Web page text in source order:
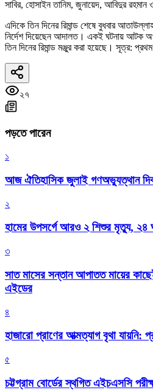
সাবির, হোসাইন তানিম, জুনায়েদ, আবিদুর রহমান
এদিকে তিন দিনের রিমান্ড শেষে বুধবার
নির্দেশ দিয়েছেন আদালত। একই ঘটনায় আটক
তিন দিনের রিমান্ড মঞ্জুর করা হয়েছে। সূত্র:
২৭
পড়তে পারেন
১
আজ ঐতিহাসিক জুলাই গণঅভ্যুত্থান
২
হামের উপসর্গে আরও ২ শিশুর মৃত্যু, ২৪
৩
সাত মাসের সন্তান আপাতত মায়ের
এইডের
৪
হাজারো প্রাণের আত্মত্যাগ বৃথা যায়নি:
৫
চট্টগ্রাম বোর্ডের স্থগিত এইচএসসি